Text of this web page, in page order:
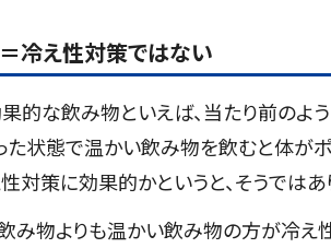
冷え性対策ではない
的な飲み物といえば、当たり前のよ
た状態で温かい飲み物を飲むと体が
対策に効果的かというと、そうではあ
み物よりも温かい飲み物の方が冷え